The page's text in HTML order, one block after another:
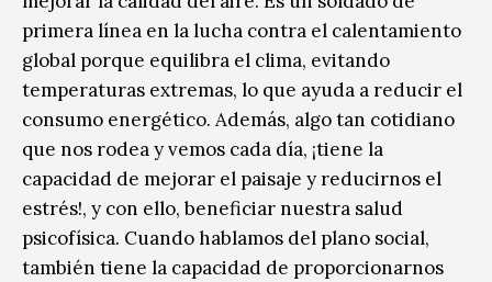
primera línea en la lucha contra el calentamiento
global porque equilibra el clima, evitando
temperaturas extremas, lo que ayuda a reducir el
consumo energético. Además, algo tan cotidiano
que nos rodea y vemos cada día, ¡tiene la
capacidad de mejorar el paisaje y reducirnos el
estrés!, y con ello, beneficiar nuestra salud
psicofísica. Cuando hablamos del plano social,
también tiene la capacidad de proporcionarnos